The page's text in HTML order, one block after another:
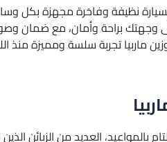
نظيفة وفاخرة مجهزة بكل
وجهتك براحة وأمان، مع ضمان
تجربة سلسة ومميزة منذ
العديد من الزبائن